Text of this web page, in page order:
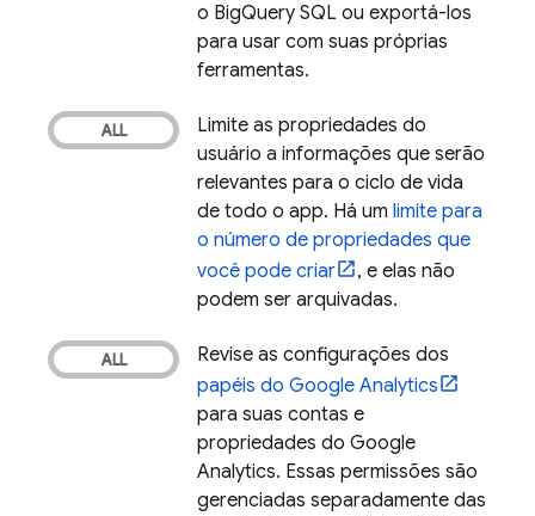
o BigQuery SQL ou exportá-los
para usar com suas próprias
ferramentas.
Limite as propriedades do
usuário a informações que serão
relevantes para o ciclo de vida
de todo o app. Há um limite para
o número de propriedades que
você pode criar
, e elas não
podem ser arquivadas.
Revise as configurações dos
papéis do Google Analytics
para suas contas e
propriedades do Google
Analytics. Essas permissões são
gerenciadas separadamente das